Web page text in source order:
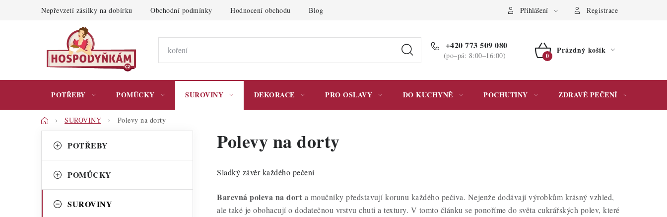
Nepřevzetí zásilky na dobírku Obchodní podmínky Hodnocení obchodu Blog Podmínky ochrany osobních údajů Přihlášení Registrace
+420 773 509 080
(po–pá: 8:00–16:00)
NÁKUPNÍ
Prázdný košík
POTŘEBY POMŮCKY SUROVINY DEKORACE PRO OSLAVY DO KUCHYNĚ POCHUTINY ZDRAVÉ PEČENÍ
DomůSUROVINY Polevy na dorty
o
t
kategorie
a
e
POTŘEBY
POMŮCKY
SUROVINY
Polevy na dorty
Sladký závěr každého pečení
Barevná poleva na dort a moučníky představují korunu každého pečiva. Nejenže dodávají výrobkům krásný vzhled,
ale také je obohacují o dodatečnou vrstvu chuti a textury. V tomto článku se ponoříme do světa cukrářských polev, které